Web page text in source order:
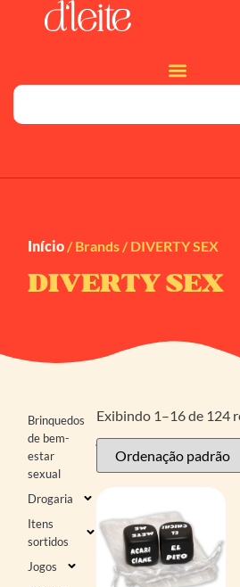
Início / Brands / DIVERTY SEX
DIVERTY SEX
Brinquedos
de bem-
estar
sexual
Drogaria
Itens
sortidos
Jogos
Exibindo 1–16 de 124